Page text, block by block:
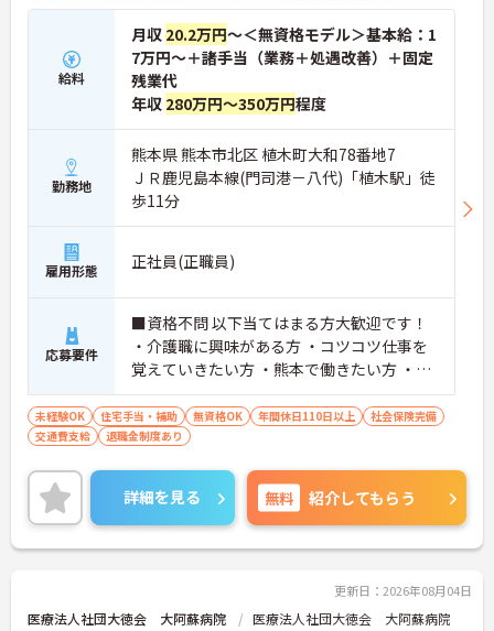
給料
月収 20.2万円～＜無資格モデル＞基本給：1
7万円～＋諸手当（業務＋処遇改善）＋固定
残業代
年収 280万円～350万円程度
勤務地
熊本県 熊本市北区 植木町大和78番地7
ＪＲ鹿児島本線(門司港－八代)「植木駅」徒
歩11分
雇用形態 正社員(正職員)
応募要件
■資格不問 以下当てはまる方大歓迎です！
・介護職に興味がある方 ・コツコツ仕事を
覚えていきたい方 ・熊本で働きたい方 ・ホ
スピタリティ精神をお持ちの方 ・誰に対し
ても明るく接することができる方
未経験OK 住宅手当・補助 無資格OK 年間休日110日以上
社会保険完備
交通費支給
退職金制度あり
詳細を見る 無料 紹介してもらう
更新日：2026年08月04日
医療法人社団大徳会 大阿蘇病院 医療法人社団大徳会 大阿蘇病院